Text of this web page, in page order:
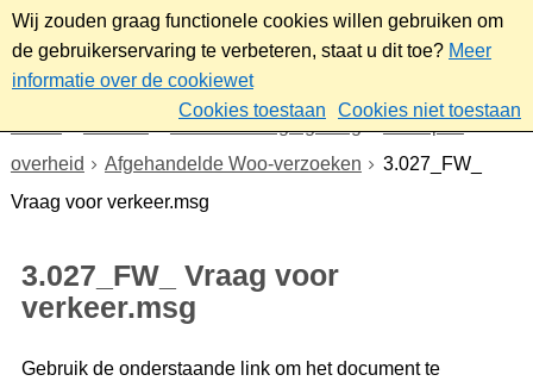
Wij zouden graag functionele cookies willen gebruiken om
de gebruikerservaring te verbeteren, staat u dit toe? Meer
informatie over de cookiewet
Cookies toestaan
Cookies niet toestaan
Beleid- en regelgeving
Wet open
overheid
Afgehandelde Woo-verzoeken
3.027_FW_
Vraag voor verkeer.msg
3.027_FW_ Vraag voor
verkeer.msg
Gebruik de onderstaande link om het document te